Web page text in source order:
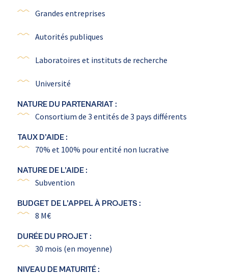
Grandes entreprises
Autorités publiques
Laboratoires et instituts de recherche
Université
NATURE DU PARTENARIAT :
Consortium de 3 entités de 3 pays différents
TAUX D’AIDE :
70% et 100% pour entité non lucrative
NATURE DE L’AIDE :
Subvention
BUDGET DE L’APPEL À PROJETS :
8 M€
DURÉE DU PROJET :
30 mois (en moyenne)
NIVEAU DE MATURITÉ :